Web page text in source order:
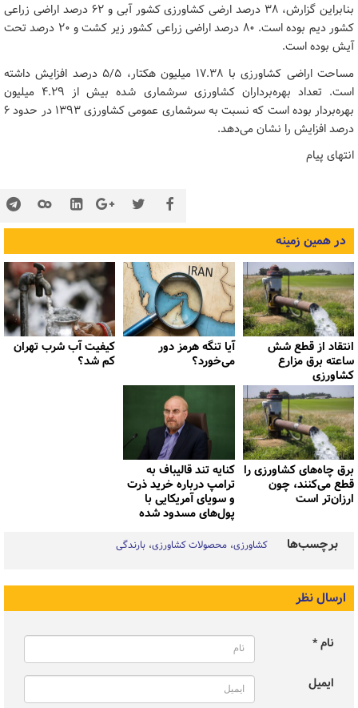
بنابراین گزارش، ۳۸ درصد ارضی کشاورزی کشور آبی و ۶۲ درصد اراضی زراعی
کشور دیم بوده است. ۸۰ درصد اراضی زراعی کشور زیر کشت و ۲۰ درصد تحت
آیش بوده است.
مساحت اراضی کشاورزی با ۱۷.۳۸ میلیون هکتار، ۵/۵ درصد افزایش داشته
است. تعداد بهره‌برداران کشاورزی سرشماری شده بیش از ۴.۲۹ میلیون
بهره‌بردار بوده است که نسبت به سرشماری عمومی کشاورزی ۱۳۹۳ در حدود ۶
درصد افزایش را نشان می‌دهد.
انتهای پیام
در همین زمینه
انتقاد از قطع شش
ساعته برق مزارع
کشاورزی
آیا تنگه هرمز دور
می‌خورد؟
کیفیت آب شرب تهران
کم شد؟
برق چاه‌های کشاورزی را
قطع می‌کنند، چون
ارزان‌تر است
کنایه تند قالیباف به
ترامپ درباره خرید ذرت
و سویای آمریکایی با
پول‌های مسدود شده
برچسب‌ها کشاورزی محصولات کشاورزی بارندگی
ارسال نظر
نام *
ایمیل